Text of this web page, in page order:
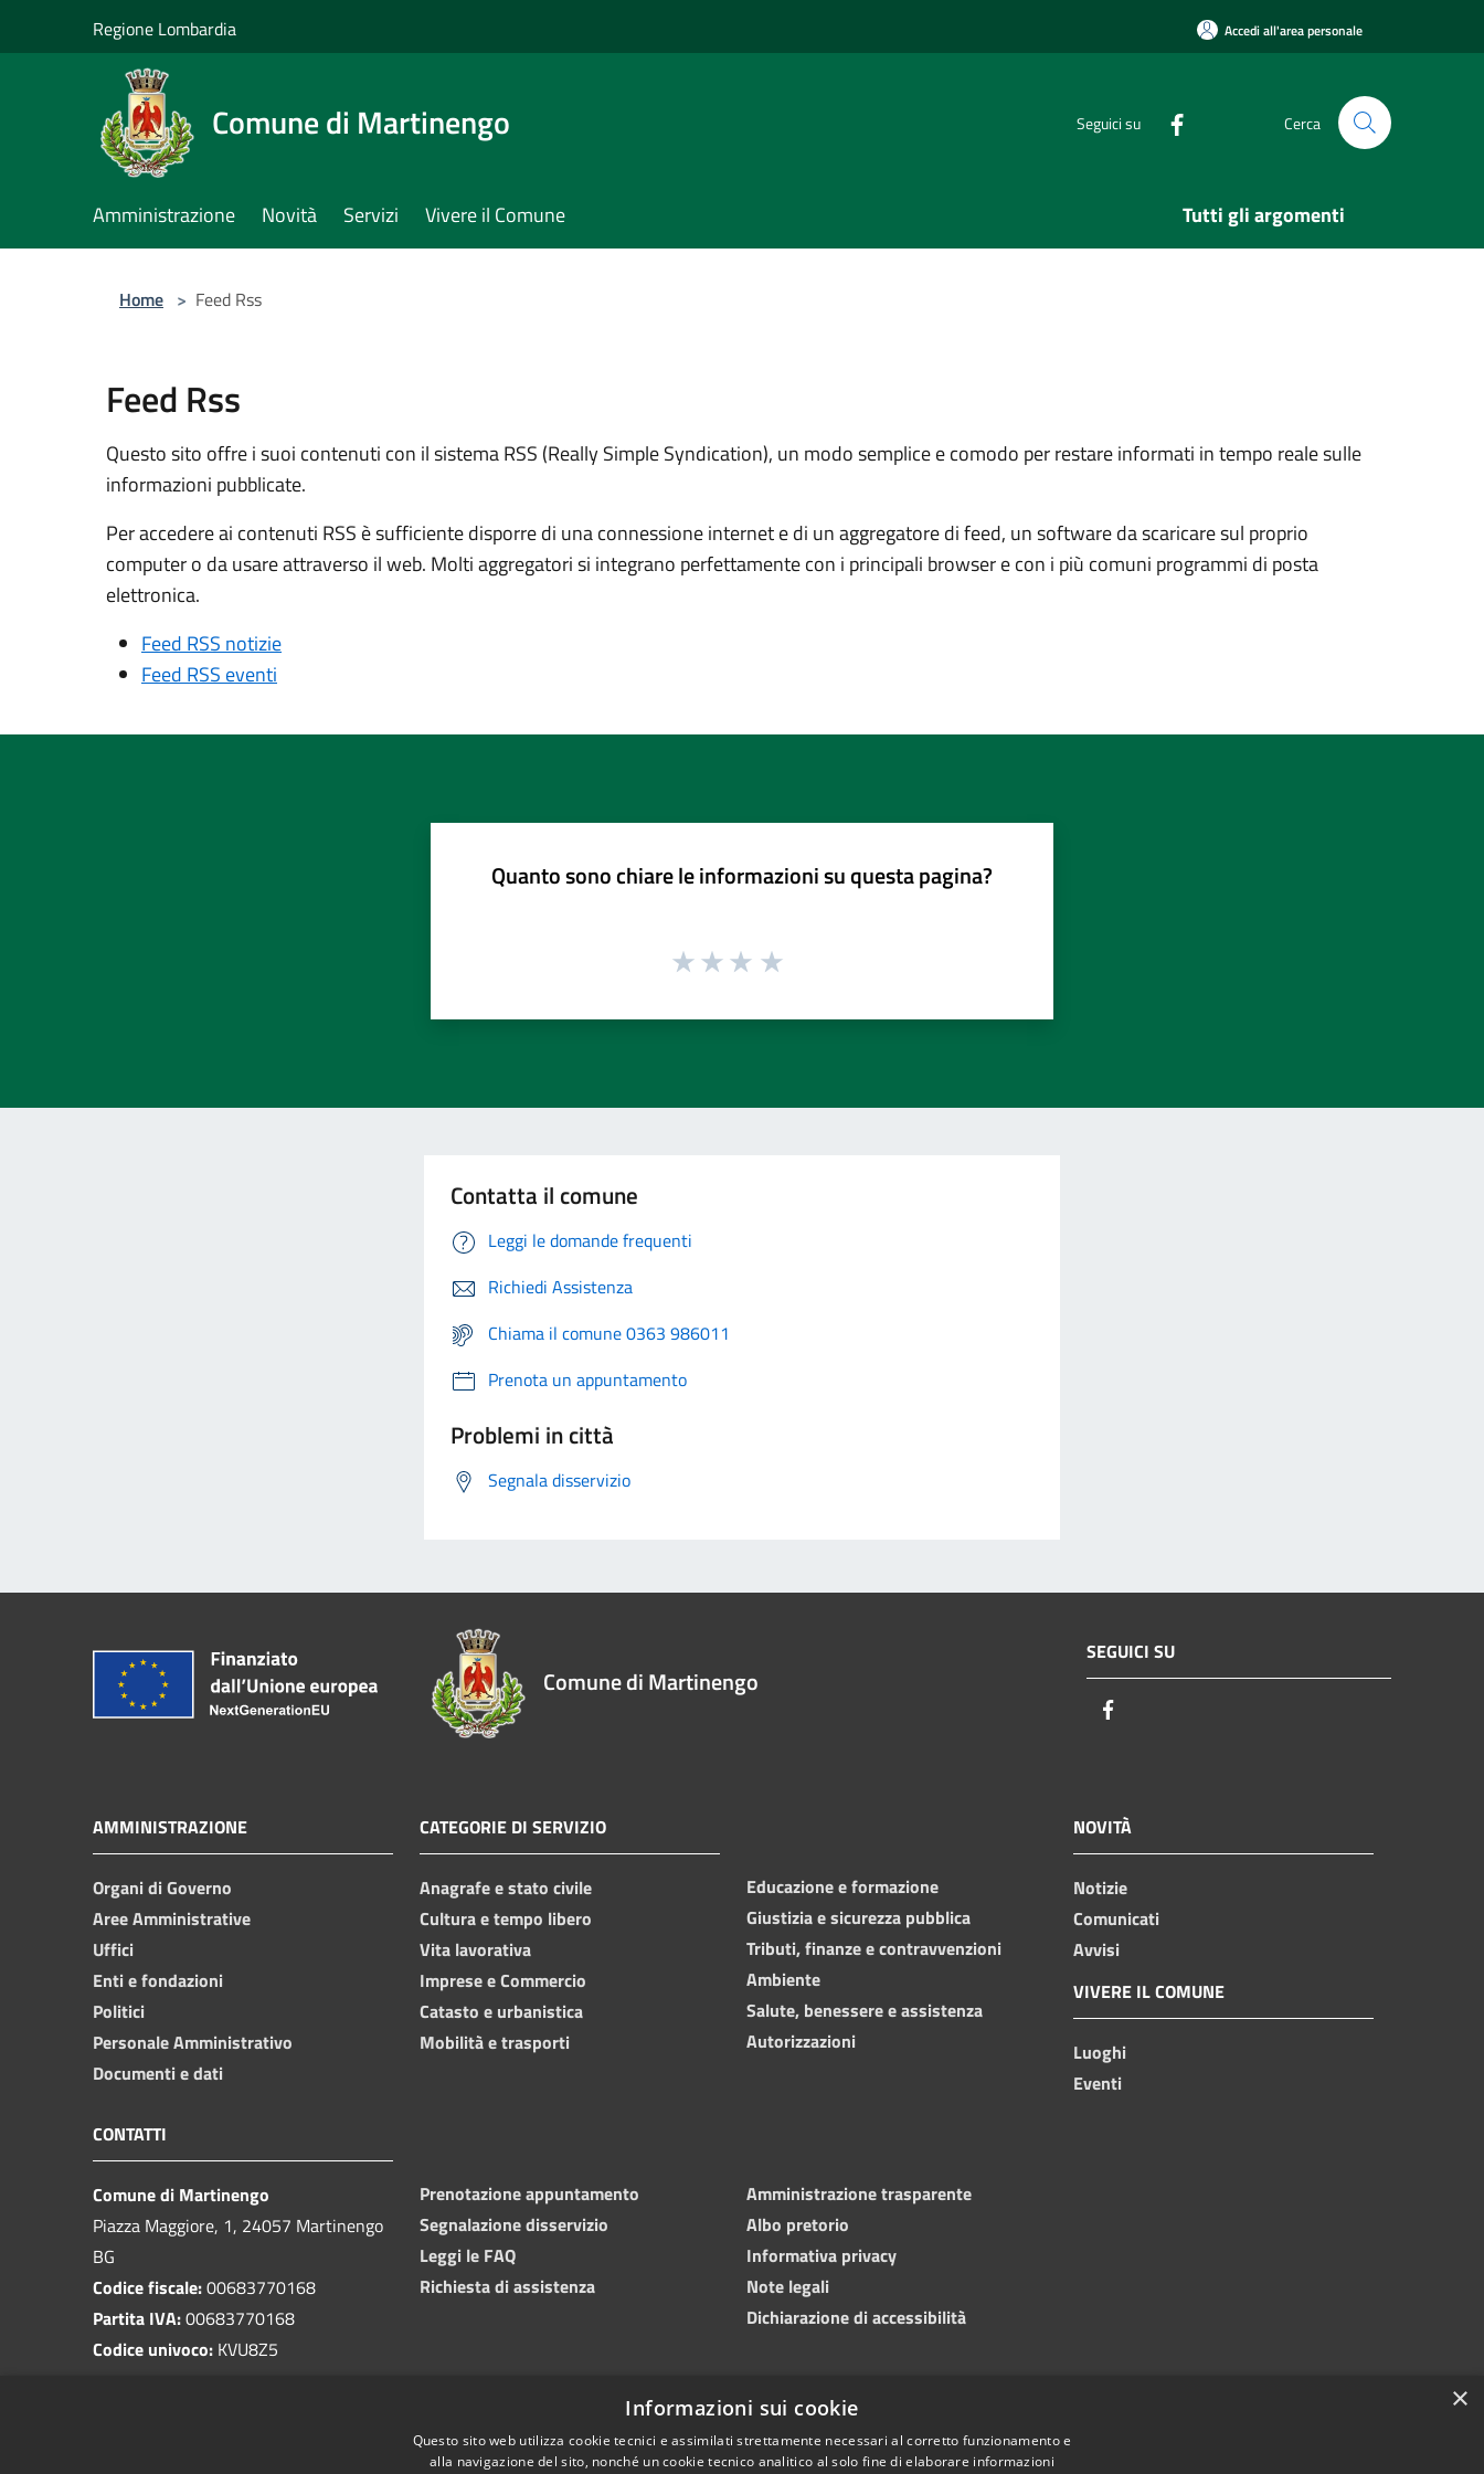
Regione Lombardia Accedi all'area personale
Comune di Martinengo Seguici su Cerca
Amministrazione Novità Servizi Vivere il Comune Tutti gli argomenti
Home > Feed Rss
Feed Rss
Questo sito offre i suoi contenuti con il sistema RSS (Really Simple Syndication), un modo semplice e comodo per restare informati in tempo reale sulle
informazioni pubblicate.
Per accedere ai contenuti RSS è sufficiente disporre di una connessione internet e di un aggregatore di feed, un software da scaricare sul proprio
computer o da usare attraverso il web. Molti aggregatori si integrano perfettamente con i principali browser e con i più comuni programmi di posta
elettronica.
Feed RSS notizie
Feed RSS eventi
Quanto sono chiare le informazioni su questa pagina?
Contatta il comune
Leggi le domande frequenti
Richiedi Assistenza
Chiama il comune 0363 986011
Prenota un appuntamento
Problemi in città
Segnala disservizio
Comune di Martinengo
SEGUICI SU
AMMINISTRAZIONE
Organi di Governo
Aree Amministrative
Uffici
Enti e fondazioni
Politici
Personale Amministrativo
Documenti e dati
CATEGORIE DI SERVIZIO
Anagrafe e stato civile
Cultura e tempo libero
Vita lavorativa
Imprese e Commercio
Catasto e urbanistica
Mobilità e trasporti
Educazione e formazione
Giustizia e sicurezza pubblica
Tributi, finanze e contravvenzioni
Ambiente
Salute, benessere e assistenza
Autorizzazioni
NOVITÀ
Notizie
Comunicati
Avvisi
VIVERE IL COMUNE
Luoghi
Eventi
CONTATTI
Comune di Martinengo
Piazza Maggiore, 1, 24057 Martinengo
BG
Codice fiscale:00683770168
Partita IVA:00683770168
Codice univoco: KVU8Z5
Prenotazione appuntamento
Segnalazione disservizio
Leggi le FAQ
Richiesta di assistenza
Amministrazione trasparente
Albo pretorio
Informativa privacy
Note legali
Dichiarazione di accessibilità
×
Informazioni sui cookie
Questo sito web utilizza cookie tecnici e assimilati strettamente necessari al corretto funzionamento e
alla navigazione del sito, nonché un cookie tecnico analitico al solo fine di elaborare informazioni